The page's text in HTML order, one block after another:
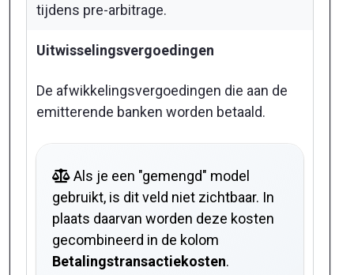
tijdens pre-arbitrage.
Uitwisselingsvergoedingen
De afwikkelingsvergoedingen die aan de
emitterende banken worden betaald.
Als je een "gemengd" model
gebruikt, is dit veld niet zichtbaar. In
plaats daarvan worden deze kosten
gecombineerd in de kolom
Betalingstransactiekosten.